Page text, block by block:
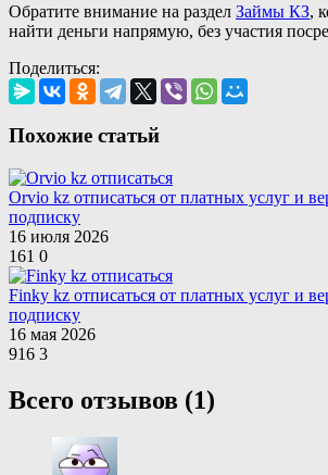
Обратите внимание на раздел Займы КЗ,
найти деньги напрямую, без участия
Поделиться:
Похожие статьй
Orvio kz отписаться от платных услуг и
подписку
16 июля 2026
161 0
Finky kz отписаться от платных услуг и
подписку
16 мая 2026
916 3
Всего отзывов (1)